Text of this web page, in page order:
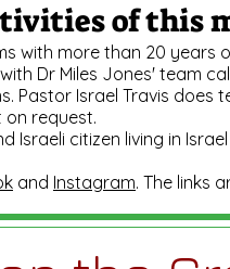
of this
with more than 20 years
Dr Miles Jones' team
Pastor Israel Travis
on request.
Israeli citizen living in Israel
and Instagram. The links